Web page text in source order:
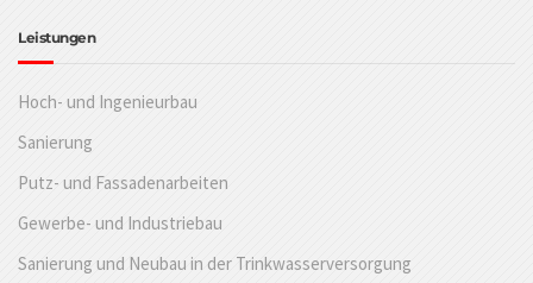
Leistungen
Hoch- und Ingenieurbau
Sanierung
Putz- und Fassadenarbeiten
Gewerbe- und Industriebau
Sanierung und Neubau in der Trinkwasserversorgung